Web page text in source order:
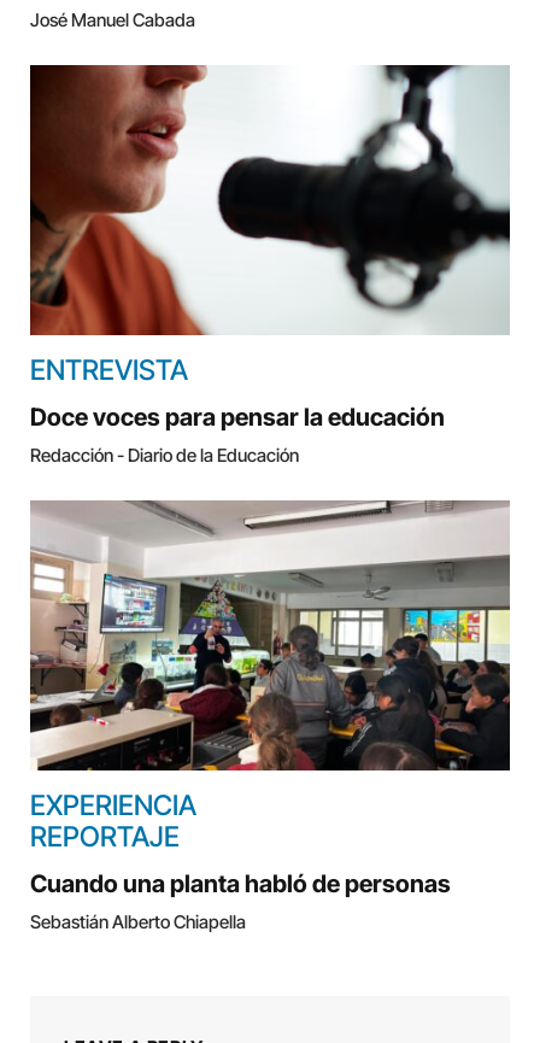
José Manuel Cabada
ENTREVISTA
Doce voces para pensar la educación
Redacción - Diario de la Educación
EXPERIENCIA
REPORTAJE
Cuando una planta habló de personas
Sebastián Alberto Chiapella